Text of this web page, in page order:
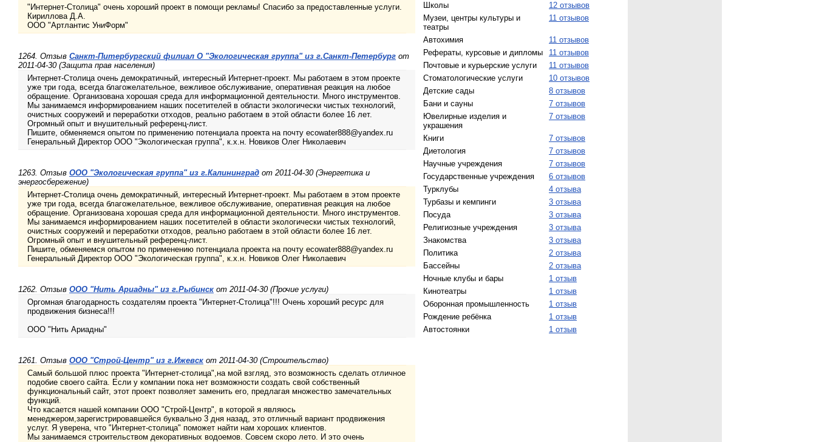
"Интернет-Столица" очень хороший проект в помощи рекламы! Спасибо за предоставленные услуги.
Кириллова Д.А.
ООО "Артлантис УниФорм"
1264. Отзыв Санкт-Питербургский филиал О "Экологическая группа" из г.Санкт-Петербург от
2011-04-30 (Защита прав населения)
Интернет-Столица очень демократичный, интересный Интернет-проект. Мы работаем в этом проекте
уже три года, всегда благожелательное, вежливое обслуживание, оперативная реакция на любое
обращение. Организована хорошая среда для информационной деятельности. Много инструментов.
Мы занимаемся информированием наших посетителей в области экологически чистых технологий,
очистных сооружеий и переработки отходов, реально работаем в этой области более 16 лет.
Огромный опыт и внушительный референц-лист.
Пишите, обменяемся опытом по применению потенциала проекта на почту ecowater888@yandex.ru
Генеральный Директор ООО "Экологическая группа", к.х.н. Новиков Олег Николаевич
1263. Отзыв ООО "Экологическая группа" из г.Калининград от 2011-04-30 (Энергетика и
энергосбережение)
Интернет-Столица очень демократичный, интересный Интернет-проект. Мы работаем в этом проекте
уже три года, всегда благожелательное, вежливое обслуживание, оперативная реакция на любое
обращение. Организована хорошая среда для информационной деятельности. Много инструментов.
Мы занимаемся информированием наших посетителей в области экологически чистых технологий,
очистных сооружеий и переработки отходов, реально работаем в этой области более 16 лет.
Огромный опыт и внушительный референц-лист.
Пишите, обменяемся опытом по применению потенциала проекта на почту ecowater888@yandex.ru
Генеральный Директор ООО "Экологическая группа", к.х.н. Новиков Олег Николаевич
1262. Отзыв ООО "Нить Ариадны" из г.Рыбинск от 2011-04-30 (Прочие услуги)
Оргомная благодарность создателям проекта "Интернет-Столица"!!! Очень хороший ресурс для
продвижения бизнеса!!!
ООО "Нить Ариадны"
1261. Отзыв ООО "Строй-Центр" из г.Ижевск от 2011-04-30 (Строительство)
Самый большой плюс проекта "Интернет-столица",на мой взгляд, это возможность сделать отличное
подобие своего сайта. Если у компании пока нет возможности создать свой собственный
функциональный сайт, этот проект позволяет заменить его, предлагая множество замечательных
функций.
Что касается нашей компании ООО "Строй-Центр", в которой я являюсь
менеджером,зарегистрировавшейся буквально 3 дня назад, это отличный вариант продвижения
услуг. Я уверена, что "Интернет-столица" поможет найти нам хороших клиентов.
Мы занимаемся строительством декоративных водоемов. Совсем скоро лето. И это очень
Школы
12 отзывов
Музеи, центры культуры и
театры
11 отзывов
Автохимия
11 отзывов
Рефераты, курсовые и дипломы
11 отзывов
Почтовые и курьерские услуги
11 отзывов
Стоматологические услуги
10 отзывов
Детские сады
8 отзывов
Бани и сауны
7 отзывов
Ювелирные изделия и
украшения
7 отзывов
Книги
7 отзывов
Диетология
7 отзывов
Научные учреждения
7 отзывов
Государственные учреждения
6 отзывов
Турклубы
4 отзыва
Турбазы и кемпинги
3 отзыва
Посуда
3 отзыва
Религиозные учреждения
3 отзыва
Знакомства
3 отзыва
Политика
2 отзыва
Бассейны
2 отзыва
Ночные клубы и бары
1 отзыв
Кинотеатры
1 отзыв
Оборонная промышленность
1 отзыв
Рождение ребёнка
1 отзыв
Автостоянки
1 отзыв